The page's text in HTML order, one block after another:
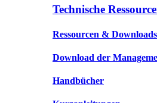
Technische
Ressourcen & Downloads
Download der
Handbücher